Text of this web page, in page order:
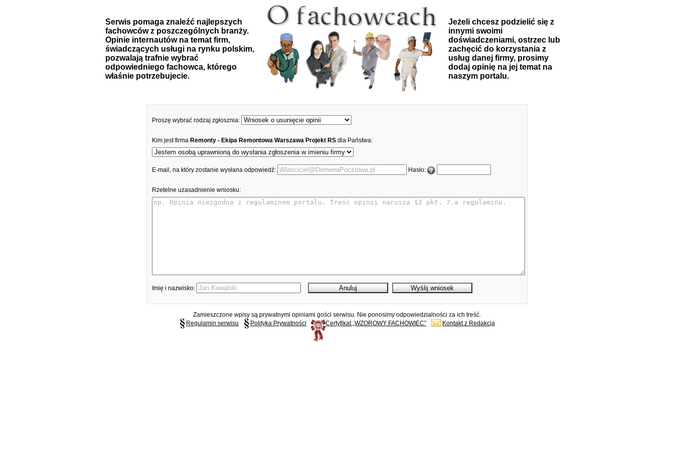
Serwis pomaga znaleźć najlepszych
fachowców z poszczególnych branży.
Opinie internautów na temat firm,
świadczących usługi na rynku polskim,
pozwalają trafnie wybrać
odpowiedniego fachowca, którego
właśnie potrzebujecie.
Jeżeli chcesz podzielić się z
innymi swoimi
doświadczeniami, ostrzec lub
zachęcić do korzystania z
usług danej firmy, prosimy
dodaj opinię na jej temat na
naszym portalu.
Proszę wybrać rodzaj zgłosznia:
Kim jest firma Remonty - Ekipa Remontowa Warszawa Projekt RS dla Państwa:
E-mail, na który zostanie wysłana odpowiedź: Hasło:
Rzetelne uzasadnienie wniosku:
Imię i nazwisko:
Zamieszczone wpisy są prywatnymi opiniami gości serwisu. Nie ponosimy odpowiedzialności za ich treść.
Regulamin serwisu
Polityka Prywatności Certyfikat „WZOROWY FACHOWIEC” Kontakt z Redakcją